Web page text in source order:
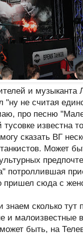
и
не считая
про песню
тусовке известна
сказать ВГ
Может
потроллившая
пришел сюда с
знаем сколько тут
и малоизвестные
быть, на